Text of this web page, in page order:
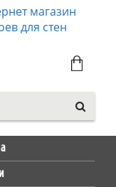
магазин
для стен